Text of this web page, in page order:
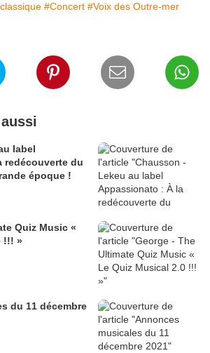
#Concert #Voix des Outre-mer
label
redécouverte du
époque !
!!! »
du 11 décembre